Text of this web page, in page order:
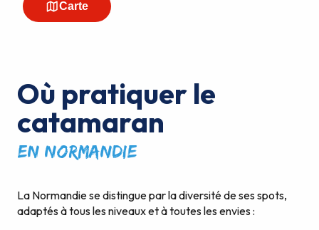
Où pratiquer le
catamaran
en Normandie
La Normandie se distingue par la diversité de ses spots,
adaptés à tous les niveaux et à toutes les envies :